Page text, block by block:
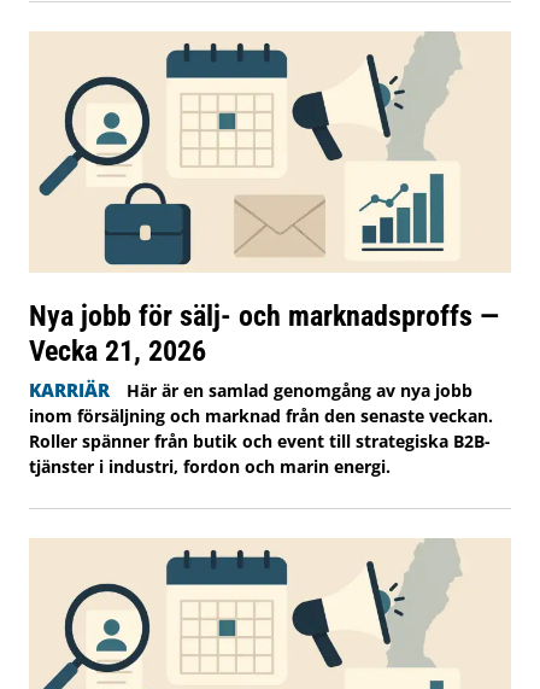
Nya jobb för sälj- och marknadsproffs —
Vecka 21, 2026
KARRIÄR
Här är en samlad genomgång av nya jobb
inom försäljning och marknad från den senaste veckan.
Roller spänner från butik och event till strategiska B2B-
tjänster i industri, fordon och marin energi.